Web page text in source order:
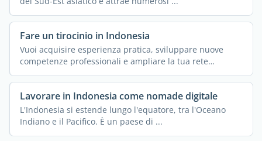
Fare un tirocinio in Indonesia
Vuoi acquisire esperienza pratica, sviluppare nuove
competenze professionali e ampliare la tua rete
internazionale ...
Lavorare in Indonesia come nomade digitale
L'Indonesia si estende lungo l'equatore, tra l'Oceano
Indiano e il Pacifico. È un paese di ...